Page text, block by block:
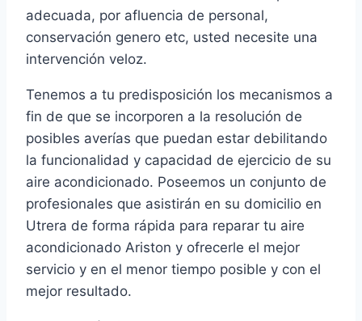
adecuada, por afluencia de personal,
conservación genero etc, usted necesite una
intervención veloz.
Tenemos a tu predisposición los mecanismos a
fin de que se incorporen a la resolución de
posibles averías que puedan estar debilitando
la funcionalidad y capacidad de ejercicio de su
aire acondicionado. Poseemos un conjunto de
profesionales que asistirán en su domicilio en
Utrera de forma rápida para reparar tu aire
acondicionado Ariston y ofrecerle el mejor
servicio y en el menor tiempo posible y con el
mejor resultado.